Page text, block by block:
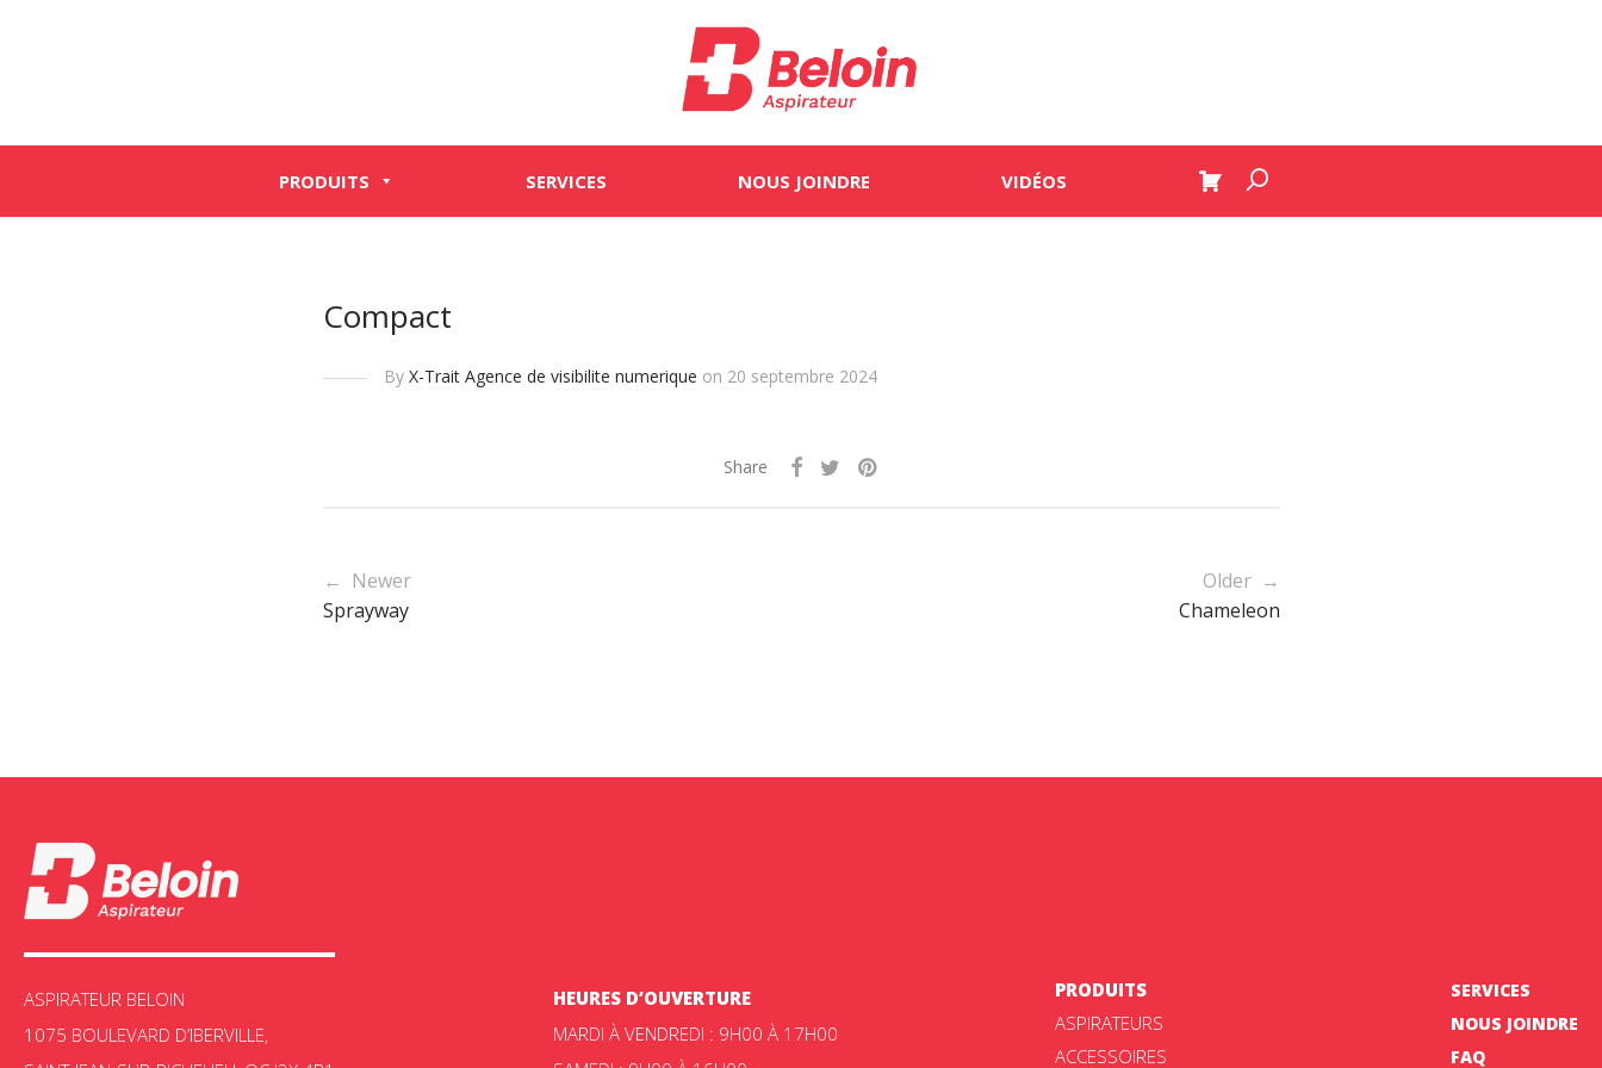
PRODUITS SERVICES NOUS JOINDRE VIDÉOS
Compact
By X-Trait Agence de visibilite numerique on 20 septembre 2024
Share
← Newer
Sprayway
Older →
Chameleon
ASPIRATEUR BELOIN
1075 BOULEVARD D’IBERVILLE,
HEURES D’OUVERTURE
MARDI À VENDREDI : 9H00 À 17H00
PRODUITS
ASPIRATEURS
ACCESSOIRES
SERVICES
NOUS JOINDRE
FAQ